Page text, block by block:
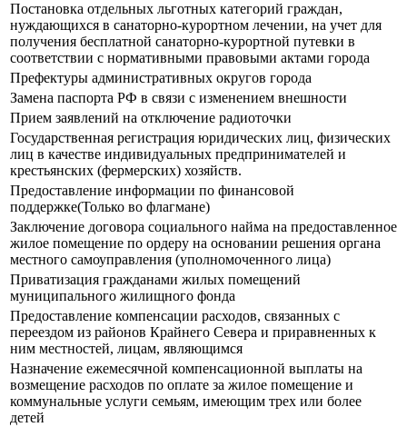
Постановка отдельных льготных категорий граждан,
нуждающихся в санаторно-курортном лечении, на учет для
получения бесплатной санаторно-курортной путевки в
соответствии с нормативными правовыми актами города
Префектуры административных округов города
Замена паспорта РФ в связи с изменением внешности
Прием заявлений на отключение радиоточки
Государственная регистрация юридических лиц, физических
лиц в качестве индивидуальных предпринимателей и
крестьянских (фермерских) хозяйств.
Предоставление информации по финансовой
поддержке(Только во флагмане)
Заключение договора социального найма на предоставленное
жилое помещение по ордеру на основании решения органа
местного самоуправления (уполномоченного лица)
Приватизация гражданами жилых помещений
муниципального жилищного фонда
Предоставление компенсации расходов, связанных с
переездом из районов Крайнего Севера и приравненных к
ним местностей, лицам, являющимся
Назначение ежемесячной компенсационной выплаты на
возмещение расходов по оплате за жилое помещение и
коммунальные услуги семьям, имеющим трех или более
детей